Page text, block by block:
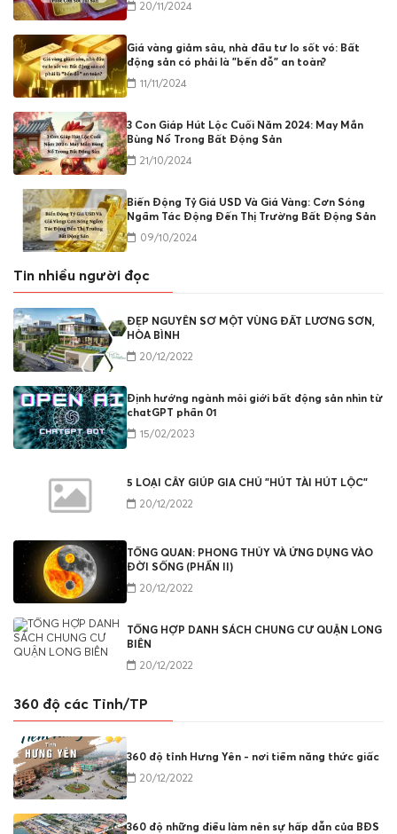
20/11/2024
Giá vàng giảm sâu, nhà đầu tư lo sốt vó: Bất
động sản có phải là "bến đỗ" an toàn?
11/11/2024
3 Con Giáp Hút Lộc Cuối Năm 2024: May Mắn
Bùng Nổ Trong Bất Động Sản
21/10/2024
Biến Động Tỷ Giá USD Và Giá Vàng: Cơn Sóng
Ngầm Tác Động Đến Thị Trường Bất Động Sản
09/10/2024
Tin nhiều người đọc
ĐẸP NGUYÊN SƠ MỘT VÙNG ĐẤT LƯƠNG SƠN,
HÒA BÌNH
20/12/2022
Định hướng ngành môi giới bất động sản nhìn từ
chatGPT phần 01
15/02/2023
5 LOẠI CÂY GIÚP GIA CHỦ "HÚT TÀI HÚT LỘC"
20/12/2022
TỔNG QUAN: PHONG THỦY VÀ ỨNG DỤNG VÀO
ĐỜI SỐNG (PHẦN II)
20/12/2022
TỔNG HỢP DANH SÁCH CHUNG CƯ QUẬN LONG
BIÊN
20/12/2022
360 độ các Tỉnh/TP
360 độ tỉnh Hưng Yên - nơi tiềm năng thức giấc
20/12/2022
360 độ những điều làm nên sự hấp dẫn của BĐS